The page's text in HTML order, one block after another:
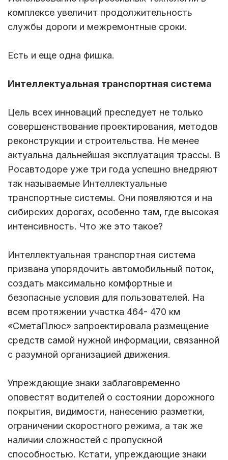
комплексе увеличит продолжительность
службы дороги и межремонтные сроки.
Есть и еще одна фишка.
Интеллектуальная транспортная система
Цель всех инноваций преследует не только
совершенствование проектирования, методов
реконструкции и строительства. Не менее
актуальна дальнейшая эксплуатация трассы. В
Росавтодоре уже три года успешно внедряют
так называемые Интеллектуальные
транспортные системы. Они появляются и на
сибирских дорогах, особенно там, где высокая
интенсивность. Что же это такое?
Интеллектуальная транспортная система
призвана упорядочить автомобильный поток,
создать максимально комфортные и
безопасные условия для пользователей. На
всем протяжении участка 464- 470 км
«СметаПлюс» запроектировала размещение
средств самой нужной информации, связанной
с разумной организацией движения.
Упреждающие знаки заблаговременно
оповестят водителей о состоянии дорожного
покрытия, видимости, нанесению разметки,
ограничении скоростного режима, а так же
наличии сложностей с пропускной
способностью. Кстати, упреждающие знаки